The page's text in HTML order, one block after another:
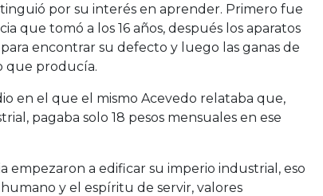
por su interés en aprender. Primero fue
que tomó a los 16 años, después los aparatos
encontrar su defecto y luego las ganas de
que producía.
en el que el mismo Acevedo relataba que,
pagaba solo 18 pesos mensuales en ese
empezaron a edificar su imperio industrial, eso
y el espíritu de servir, valores